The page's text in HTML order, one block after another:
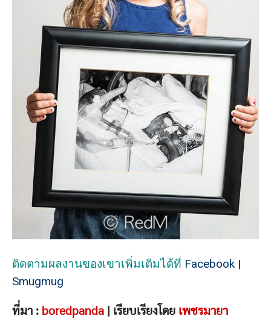
ติดตามผลงานของเขาเพิ่มเติมได้ที่ Facebook |
Smugmug
ที่มา : boredpanda | เรียบเรียงโดย เพชรมายา